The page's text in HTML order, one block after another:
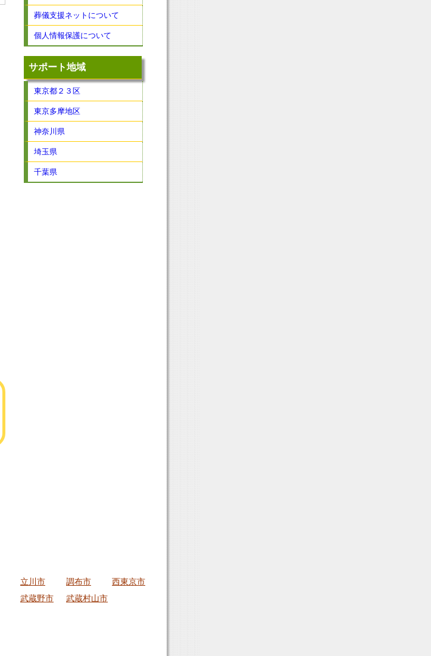
葬儀支援ネットについて
個人情報保護について
サポート地域
東京都２３区
東京多摩地区
神奈川県
埼玉県
千葉県
立川市 調布市
西東京市
武蔵野市 武蔵村山市